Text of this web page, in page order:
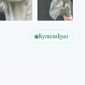
Купили1раз